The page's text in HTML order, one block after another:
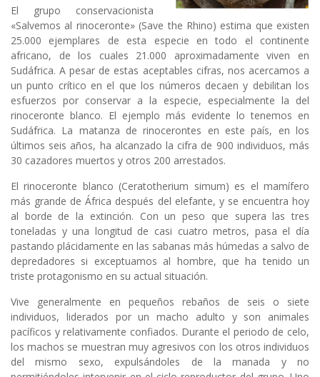
El grupo conservacionista
«Salvemos al rinoceronte» (Save the Rhino) estima que existen
25.000 ejemplares de esta especie en todo el continente
africano, de los cuales 21.000 aproximadamente viven en
Sudáfrica. A pesar de estas aceptables cifras, nos acercamos a
un punto crítico en el que los números decaen y debilitan los
esfuerzos por conservar a la especie, especialmente la del
rinoceronte blanco. El ejemplo más evidente lo tenemos en
Sudáfrica. La matanza de rinocerontes en este país, en los
últimos seis años, ha alcanzado la cifra de 900 individuos, más
30 cazadores muertos y otros 200 arrestados.
El rinoceronte blanco (Ceratotherium simum) es el mamífero
más grande de África después del elefante, y se encuentra hoy
al borde de la extinción. Con un peso que supera las tres
toneladas y una longitud de casi cuatro metros, pasa el día
pastando plácidamente en las sabanas más húmedas a salvo de
depredadores si exceptuamos al hombre, que ha tenido un
triste protagonismo en su actual situación.
Vive generalmente en pequeños rebaños de seis o siete
individuos, liderados por un macho adulto y son animales
pacíficos y relativamente confiados. Durante el periodo de celo,
los machos se muestran muy agresivos con los otros individuos
del mismo sexo, expulsándoles de la manada y no